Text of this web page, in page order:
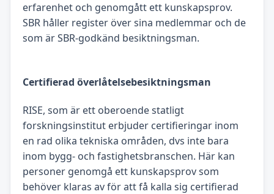
erfarenhet och genomgått ett kunskapsprov.
SBR håller register över sina medlemmar och de
som är SBR-godkänd besiktningsman.
Certifierad överlåtelsebesiktningsman
RISE, som är ett oberoende statligt
forskningsinstitut erbjuder certifieringar inom
en rad olika tekniska områden, dvs inte bara
inom bygg- och fastighetsbranschen. Här kan
personer genomgå ett kunskapsprov som
behöver klaras av för att få kalla sig certifierad